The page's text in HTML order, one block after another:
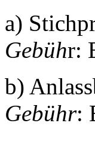
a)
Gebühr:
b)
Gebühr: